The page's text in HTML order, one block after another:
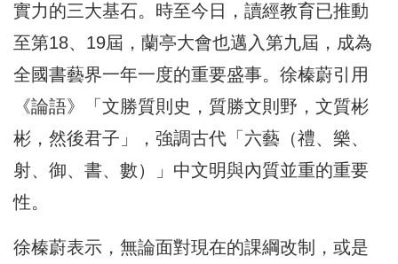
實力的三大基石。時至今日，讀經教育已推動
至第18、19屆，蘭亭大會也邁入第九屆，成為
全國書藝界一年一度的重要盛事。徐榛蔚引用
《論語》「文勝質則史，質勝文則野，文質彬
彬，然後君子」，強調古代「六藝（禮、樂、
射、御、書、數）」中文明與內質並重的重要
性。
徐榛蔚表示，無論面對現在的課綱改制，或是